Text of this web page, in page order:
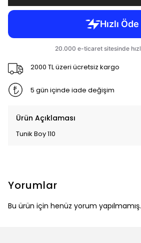
2000 TL üzeri ücretsiz kargo
5 gün içinde iade değişim
Ürün Açıklaması
Tunik Boy 110
Yorumlar
Bu ürün için henüz yorum yapılmamış.